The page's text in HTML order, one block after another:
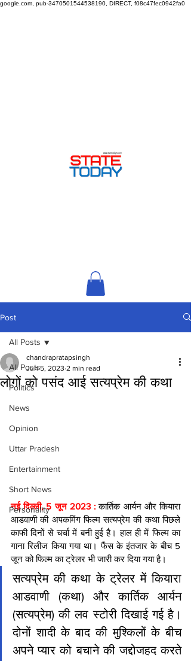
google.com, pub-3470501544538190, DIRECT, f08c47fec0942fa0
Post
All Posts
Politics
News
Opinion
Uttar Pradesh
Entertainment
Short News
Personality
All Posts
लोगों को पसंद आई सत्यप्रेम की कथा
chandrapratapsingh
Jun 5, 2023 2 min read
नई दिल्ली, 5 जून 2023 : कार्तिक आर्यन और कियारा
आडवाणी की अपकमिंग फिल्म सत्यप्रेम की कथा पिछले
काफी दिनों से चर्चा में बनी हुई है। हाल ही में फिल्म का
गाना रिलीज किया गया था। फैंस के इंतजार के बीच 5
जून को फिल्म का ट्रेलर भी जारी कर दिया गया है।
सत्यप्रेम की कथा के ट्रेलर में कियारा
आडवाणी (कथा) और कार्तिक आर्यन
(सत्यप्रेम) की लव स्टोरी दिखाई गई है।
दोनों शादी के बाद की मुश्किलों के बीच
अपने प्यार को बचाने की जद्दोजहद करते